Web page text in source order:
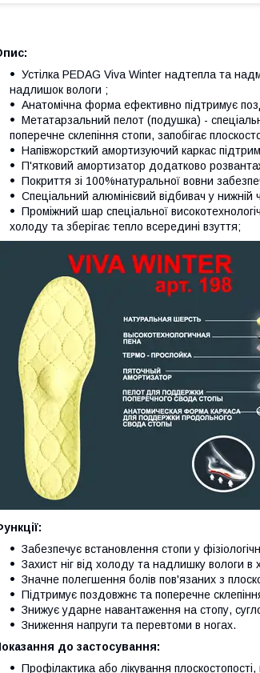
Устілка PEDAG Viva Winter надтепла та
надлишок вологи ;
Анатомічна форма ефективно підтримує
Метатарзальний пелот (подушка) -
поперечне склепіння стопи, запобігає
Напівжорсткий амортизуючий каркас
П'ятковий амортизатор додатково
Покриття зі 100%натуральної вовни
Спеціальний алюмінієвий відбивач у нижній
Проміжний шар спеціальної
холоду та зберігає тепло всередині взуття;
Забезпечує встановлення стопи у
Захист ніг від холоду та надлишку вологи в
Значне полегшення болів пов'язаних з
Підтримує поздовжнє та поперечне
Знижує ударне навантаження на стопу,
Зниження напруги та перевтоми в ногах.
до застосування:
Профілактика або лікування